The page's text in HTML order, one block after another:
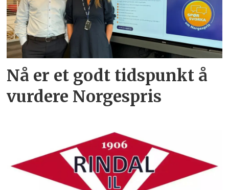
Nå er et godt tidspunkt å
vurdere Norgespris